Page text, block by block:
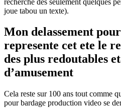
joue tabou un texte).
Mon delassement
represente cet ete le
des plus redoutables
d’amusement
Cela reste sur 100 ans tout comme
pour bardage production video se